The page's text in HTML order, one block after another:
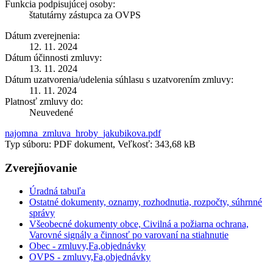
Funkcia podpisujúcej osoby:
štatutárny zástupca za OVPS
Dátum zverejnenia:
12. 11. 2024
Dátum účinnosti zmluvy:
13. 11. 2024
Dátum uzatvorenia/udelenia súhlasu s uzatvorením zmluvy:
11. 11. 2024
Platnosť zmluvy do:
Neuvedené
najomna_zmluva_hroby_jakubikova.pdf
Typ súboru: PDF dokument, Veľkosť: 343,68 kB
Zverejňovanie
Úradná tabuľa
Ostatné dokumenty, oznamy, rozhodnutia, rozpočty, súhrnné
správy
Všeobecné dokumenty obce, Civilná a požiarna ochrana,
Varovné signály a činnosť po varovaní na stiahnutie
Obec - zmluvy,Fa,objednávky
OVPS - zmluvy,Fa,objednávky